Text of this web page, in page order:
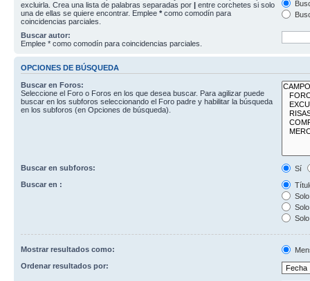
excluirla. Crea una lista de palabras separadas por | entre corchetes si solo
una de ellas se quiere encontrar. Emplee * como comodín para
coincidencias parciales.
Buscar autor:
Emplee * como comodín para coincidencias parciales.
OPCIONES DE BÚSQUEDA
Buscar en Foros:
Seleccione el Foro o Foros en los que desea buscar. Para agilizar puede
buscar en los subforos seleccionando el Foro padre y habilitar la búsqueda
en los subforos (en Opciones de búsqueda).
Buscar en subforos:
Sí
Buscar en :
Mostrar resultados como:
Ordenar resultados por: